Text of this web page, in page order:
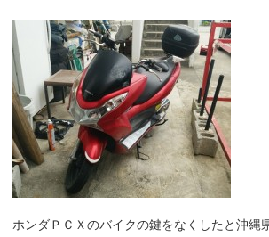
ホンダＰＣＸのバイクの鍵をなくしたと沖縄